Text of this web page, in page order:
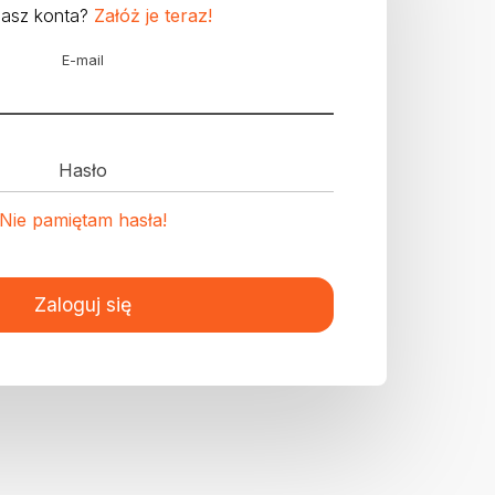
konta? Załóż je teraz!
E-mail
Hasło
Nie pamiętam hasła!
Zaloguj się